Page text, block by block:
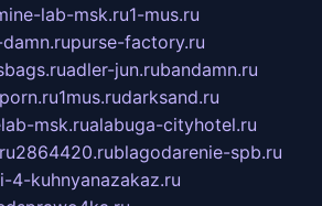
lab-msk.ru1-mus.ru
purse-factory.ru
adler-jun.rubandamn.ru
1mus.rudarksand.ru
msk.rualabuga-cityhotel.ru
2864420.rublagodarenie-spb.ru
4-kuhnyanazakaz.ru